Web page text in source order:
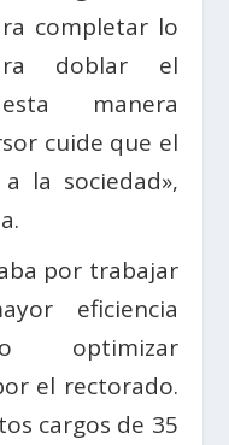
completar lo
doblar el
manera
cuide que el
la sociedad»,
por trabajar
eficiencia
optimizar
el rectorado.
cargos de 35